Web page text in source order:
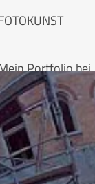
Portfolio bei